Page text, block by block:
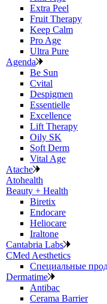
Extra Peel
Fruit Therapy
Keep Calm
Pro Age
Ultra Pure
Agenda
Be Sun
Cvital
Despigmen
Essentielle
Excellence
Lift Therapy
Oily SK
Soft Derm
Vital Age
Atache
Atohealth
Beauty + Health
Biretix
Endocare
Heliocare
Iraltone
Cantabria Labs
CMed Aesthetics
Специальные
Dermatime
Antibac
Cerama Barrier